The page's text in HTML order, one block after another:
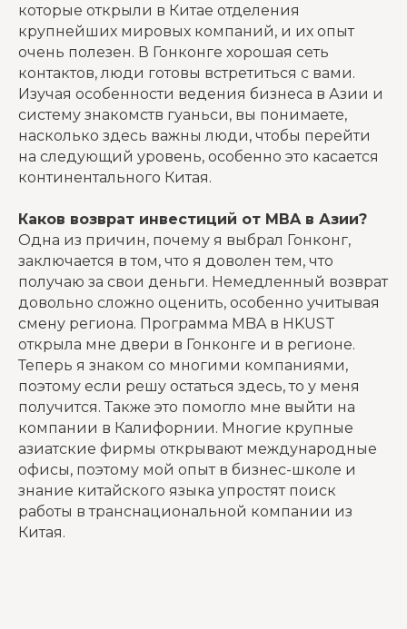
которые открыли в Китае отделения
крупнейших мировых компаний, и их опыт
очень полезен. В Гонконге хорошая сеть
контактов, люди готовы встретиться с вами.
Изучая особенности ведения бизнеса в Азии и
систему знакомств гуаньси, вы понимаете,
насколько здесь важны люди, чтобы перейти
на следующий уровень, особенно это касается
континентального Китая.
Каков возврат инвестиций от MBA в Азии?
Одна из причин, почему я выбрал Гонконг,
заключается в том, что я доволен тем, что
получаю за свои деньги. Немедленный возврат
довольно сложно оценить, особенно учитывая
смену региона. Программа MBA в HKUST
открыла мне двери в Гонконге и в регионе.
Теперь я знаком со многими компаниями,
поэтому если решу остаться здесь, то у меня
получится. Также это помогло мне выйти на
компании в Калифорнии. Многие крупные
азиатские фирмы открывают международные
офисы, поэтому мой опыт в бизнес-школе и
знание китайского языка упростят поиск
работы в транснациональной компании из
Китая.